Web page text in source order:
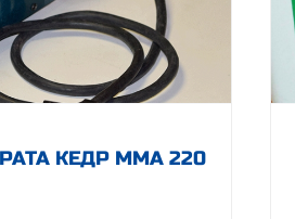
КЕДР MMA 220